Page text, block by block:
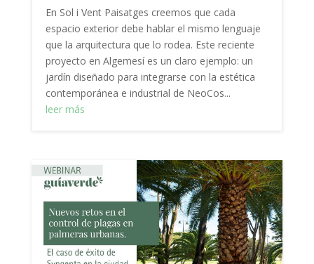
En Sol i Vent Paisatges creemos que cada
espacio exterior debe hablar el mismo lenguaje
que la arquitectura que lo rodea. Este reciente
proyecto en Algemesí es un claro ejemplo: un
jardín diseñado para integrarse con la estética
contemporánea e industrial de NeoCos...
leer más